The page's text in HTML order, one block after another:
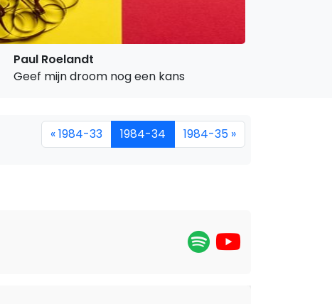
Paul Roelandt
Geef mijn droom nog een kans
« 1984-33 1984-34 1984-35 »